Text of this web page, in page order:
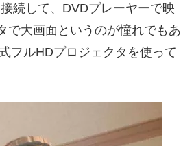
続して、DVDプレーヤーで映
で大画面というのが憧れでもあ
フルHDプロジェクタを使って